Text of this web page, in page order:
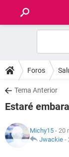
FOROS
SALUD
NUTRICIÓN
Foros
Tema Anterior
Estaré
Michy15 - 20
Jwackie -